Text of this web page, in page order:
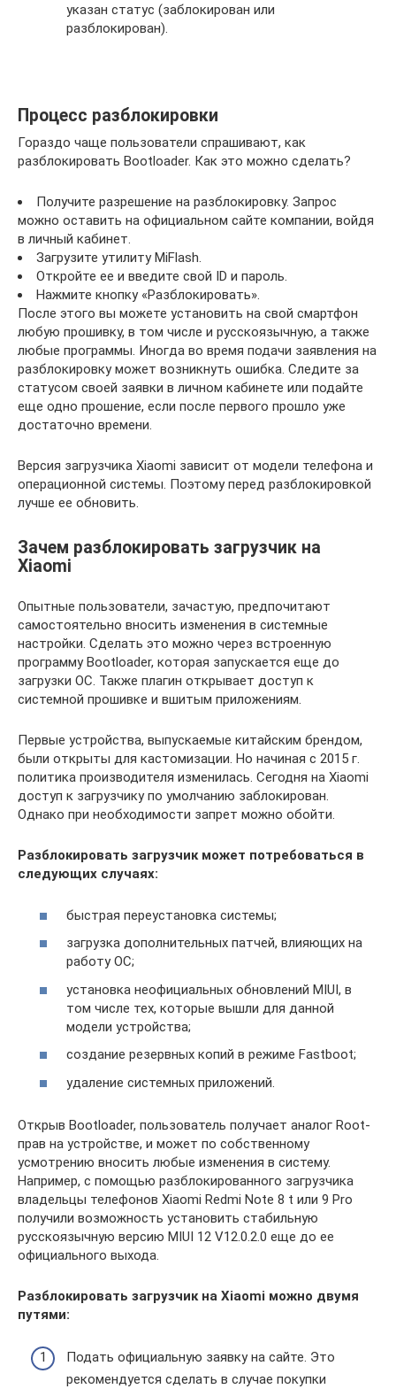
указан статус (заблокирован или
разблокирован).
Процесс разблокировки
Гораздо чаще пользователи спрашивают, как
разблокировать Bootloader. Как это можно сделать?
Получите разрешение на разблокировку. Запрос
можно оставить на официальном сайте компании, войдя
в личный кабинет.
Загрузите утилиту MiFlash.
Откройте ее и введите свой ID и пароль.
Нажмите кнопку «Разблокировать».
После этого вы можете установить на свой смартфон
любую прошивку, в том числе и русскоязычную, а также
любые программы. Иногда во время подачи заявления на
разблокировку может возникнуть ошибка. Следите за
статусом своей заявки в личном кабинете или подайте
еще одно прошение, если после первого прошло уже
достаточно времени.
Версия загрузчика Xiaomi зависит от модели телефона и
операционной системы. Поэтому перед разблокировкой
лучше ее обновить.
Зачем разблокировать загрузчик на
Xiaomi
Опытные пользователи, зачастую, предпочитают
самостоятельно вносить изменения в системные
настройки. Сделать это можно через встроенную
программу Bootloader, которая запускается еще до
загрузки ОС. Также плагин открывает доступ к
системной прошивке и вшитым приложениям.
Первые устройства, выпускаемые китайским брендом,
были открыты для кастомизации. Но начиная с 2015 г.
политика производителя изменилась. Сегодня на Xiaomi
доступ к загрузчику по умолчанию заблокирован.
Однако при необходимости запрет можно обойти.
Разблокировать загрузчик может потребоваться в
следующих случаях:
быстрая переустановка системы;
загрузка дополнительных патчей, влияющих на
работу ОС;
установка неофициальных обновлений MIUI, в
том числе тех, которые вышли для данной
модели устройства;
создание резервных копий в режиме Fastboot;
удаление системных приложений.
Открыв Bootloader, пользователь получает аналог Root-
прав на устройстве, и может по собственному
усмотрению вносить любые изменения в систему.
Например, с помощью разблокированного загрузчика
владельцы телефонов Xiaomi Redmi Note 8 t или 9 Pro
получили возможность установить стабильную
русскоязычную версию MIUI 12 V12.0.2.0 еще до ее
официального выхода.
Разблокировать загрузчик на Xiaomi можно двумя
путями:
Подать официальную заявку на сайте. Это
рекомендуется сделать в случае покупки